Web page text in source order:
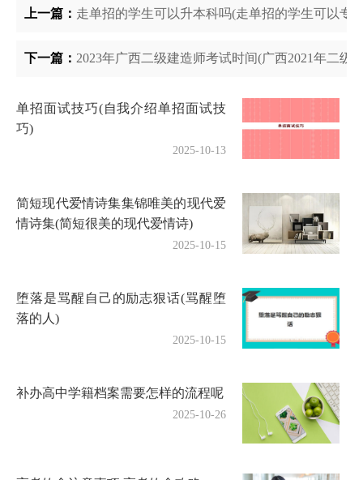
上一篇： 走单招的学生可以升本科吗(走单招的学生可以专
下一篇： 2023年广西二级建造师考试时间(广西2021年二级
单招面试技巧(自我介绍单招面试技
巧)
2025-10-13
简短现代爱情诗集集锦唯美的现代爱
情诗集(简短很美的现代爱情诗)
2025-10-15
堕落是骂醒自己的励志狠话(骂醒堕
落的人)
2025-10-15
补办高中学籍档案需要怎样的流程呢
2025-10-26